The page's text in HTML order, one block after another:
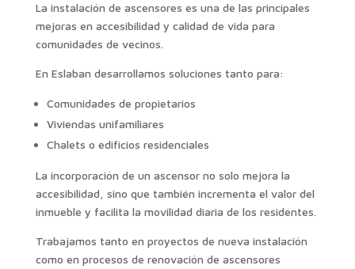
La instalación de ascensores es una de las principales
mejoras en accesibilidad y calidad de vida para
comunidades de vecinos.
En Eslaban desarrollamos soluciones tanto para:
Comunidades de propietarios
Viviendas unifamiliares
Chalets o edificios residenciales
La incorporación de un ascensor no solo mejora la
accesibilidad, sino que también incrementa el valor del
inmueble y facilita la movilidad diaria de los residentes.
Trabajamos tanto en proyectos de nueva instalación
como en procesos de renovación de ascensores